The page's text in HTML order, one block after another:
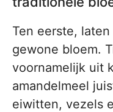
Ten eerste,
gewone bloem.
voornamelijk uit
amandelmeel
eiwitten, vezels